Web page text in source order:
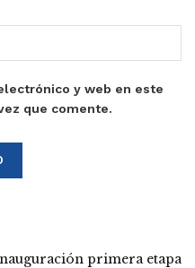
y web en este
que comente.
primera etapa